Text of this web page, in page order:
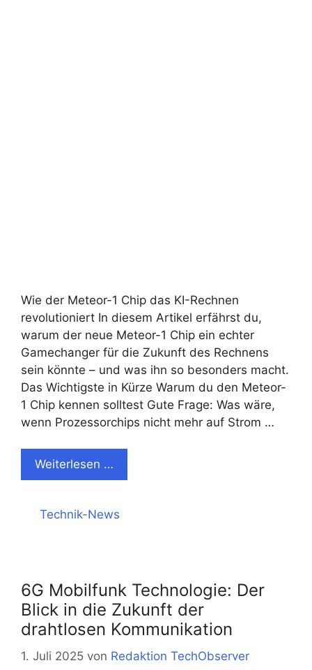
Wie der Meteor-1 Chip das KI-Rechnen
revolutioniert In diesem Artikel erfährst du,
warum der neue Meteor-1 Chip ein echter
Gamechanger für die Zukunft des Rechnens
sein könnte – und was ihn so besonders macht.
Das Wichtigste in Kürze Warum du den Meteor-
1 Chip kennen solltest Gute Frage: Was wäre,
wenn Prozessorchips nicht mehr auf Strom …
Weiterlesen …
Kategorien
Technik-News
6G Mobilfunk Technologie: Der
Blick in die Zukunft der
drahtlosen Kommunikation
1. Juli 2025 von Redaktion TechObserver